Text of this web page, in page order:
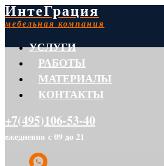
ИнтеГрация
мебельная компания
УСЛУГИ
РАБОТЫ
МАТЕРИАЛЫ
КОНТАКТЫ
+7(495)106-53-40
ежедневно с 09 до 21